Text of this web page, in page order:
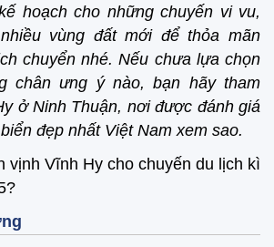
hoạch cho những chuyến vi vu,
vùng đất mới để thỏa mãn
chuyển nhé. Nếu chưa lựa chọn
chân ưng ý nào, bạn hãy tham
ở Ninh Thuận, nơi được đánh giá
đẹp nhất Việt Nam xem sao.
vịnh Vĩnh Hy cho chuyến du lịch kì